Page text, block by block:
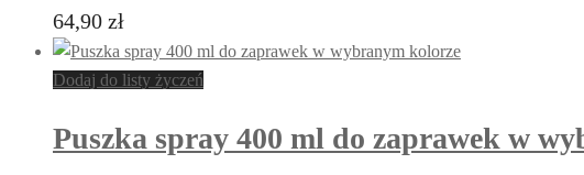
64,90 zł
Dodaj do listy życzeń
Puszka spray 400 ml do zaprawek w